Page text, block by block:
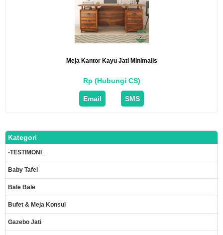
Meja Kantor Kayu Jati Minimalis
Rp (Hubungi CS)
Email SMS
Kategori
-TESTIMONI_
Baby Tafel
Bale Bale
Bufet & Meja Konsul
Gazebo Jati